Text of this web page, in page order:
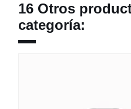
16 Otros
categoría: